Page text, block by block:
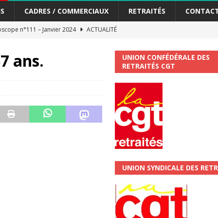
CADRES / COMMERCIAUX RETRAITÉS
n°111 – Janvier 2024
ACTUALITÉ
et…. des augmentations pour les salariéS !!!
de développement de la Direction Commerciale DDCE/Télévente :
ans.
UNION CONFÉDÉRALE DES
RETRAITÉS CGT
UNION SYNDICALE DES